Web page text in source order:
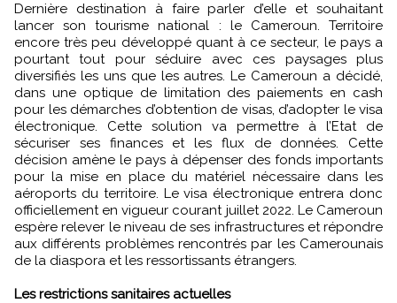
Dernière destination à faire parler d’elle et souhaitant
lancer son tourisme national : le Cameroun. Territoire
encore très peu développé quant à ce secteur, le pays a
pourtant tout pour séduire avec ces paysages plus
diversifiés les uns que les autres. Le Cameroun a décidé,
dans une optique de limitation des paiements en cash
pour les démarches d’obtention de visas, d’adopter le visa
électronique. Cette solution va permettre à l’Etat de
sécuriser ses finances et les flux de données. Cette
décision amène le pays à dépenser des fonds importants
pour la mise en place du matériel nécessaire dans les
aéroports du territoire. Le visa électronique entrera donc
officiellement en vigueur courant juillet 2022. Le Cameroun
espère relever le niveau de ses infrastructures et répondre
aux différents problèmes rencontrés par les Camerounais
de la diaspora et les ressortissants étrangers.
Les restrictions sanitaires actuelles